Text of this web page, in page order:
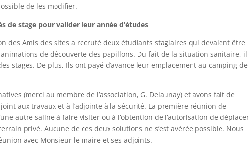
de les modifier.
de stage pour valider leur année d’études
des Amis des sites a recruté deux étudiants stagiaires qui devaient être
de découverte des papillons. Du fait de la situation sanitaire,
stages. De plus, Ils ont payé d’avance leur emplacement au camping de
(merci au membre de l’association, G. Delaunay) et avons fait de
aux travaux et à l’adjointe à la sécurité. La première réunion de
autre saline à faire visiter ou à l’obtention de l’autorisation de
privé. Aucune de ces deux solutions ne s’est avérée possible. Nous
avec Monsieur le maire et ses adjoints.